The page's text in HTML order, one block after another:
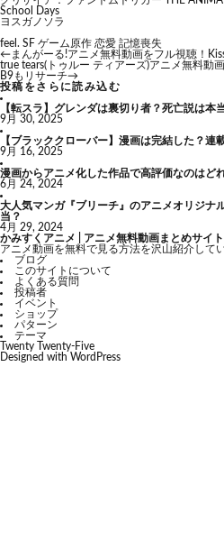
School Days
ヨスガノソラ
feel. SF ゲーム原作 恋愛 記憶喪失
←まんがーる!アニメ無料動画をフル視聴！
true tears(トゥルー ティアーズ)アニメ無料動
B9もリサーチ→
投稿をさらに読み込む
【転スラ】グレンダは裏切り者？死亡説は本
9月 30, 2025
【ブラッククローバー】漫画は完結した？連
9月 16, 2025
漫画からアニメ化した作品で高評価なのはど
6月 24, 2024
大人気マンガ『ブリーチ』のアニメオリジナ
当？
4月 29, 2024
かみすくアニメ | アニメ無料動画まとめサイト
アニメ動画を無料で見る方法を沢山紹介して
ブログ
このサイトについて
よくある質問
投稿者
イベント
ショップ
パターン
テーマ
Twenty Twenty-Five
Designed with WordPress